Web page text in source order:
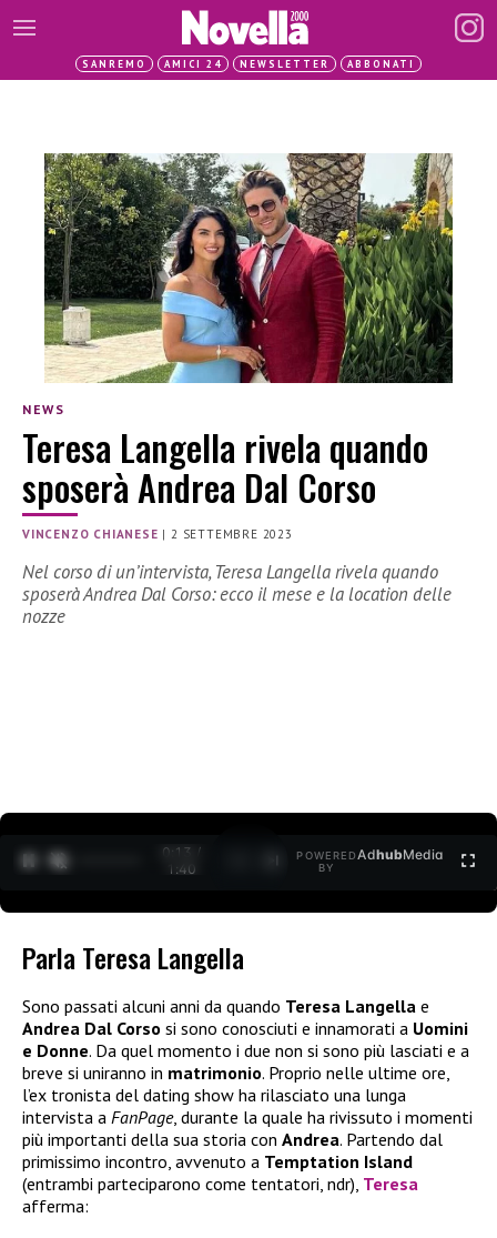
SANREMO AMICI 24 NEWSLETTER ABBONATI
NEWS
Teresa Langella rivela quando
sposerà Andrea Dal Corso
VINCENZO CHIANESE |2 SETTEMBRE 2023
Nel corso di un’intervista, Teresa Langella rivela quando
sposerà Andrea Dal Corso: ecco il mese e la location delle
nozze
0:14 /
1:40
POWERED
BY
AdhubMedia
Parla Teresa Langella
Sono passati alcuni anni da quando Teresa Langella e
Andrea Dal Corso si sono conosciuti e innamorati a Uomini
e Donne. Da quel momento i due non si sono più lasciati e a
breve si uniranno in matrimonio. Proprio nelle ultime ore,
l’ex tronista del dating show ha rilasciato una lunga
intervista a FanPage, durante la quale ha rivissuto i momenti
più importanti della sua storia con Andrea. Partendo dal
primissimo incontro, avvenuto a Temptation Island
(entrambi parteciparono come tentatori, ndr), Teresa
afferma: